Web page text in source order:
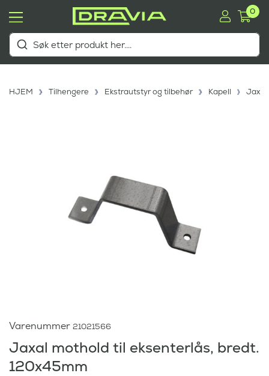
0
HJEM Tilhengere Ekstrautstyr og tilbehør Kapell Jaxal
Varenummer 21021566
Jaxal mothold til eksenterlås, bredt.
120x45mm